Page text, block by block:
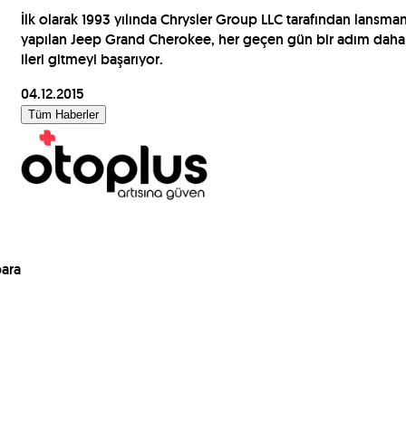
İlk olarak 1993 yılında Chrysler Group LLC tarafından
yapılan Jeep Grand Cherokee, her geçen gün bir adım daha
ileri gitmeyi başarıyor.
04.12.2015
Tüm Haberler